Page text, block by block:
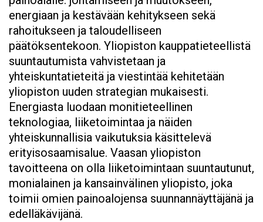
energiaan ja kestävään kehitykseen sekä
rahoitukseen ja taloudelliseen
päätöksentekoon. Yliopiston kauppatieteellistä
suuntautumista vahvistetaan ja
yhteiskuntatieteitä ja viestintää kehitetään
yliopiston uuden strategian mukaisesti.
Energiasta luodaan monitieteellinen
teknologiaa, liiketoimintaa ja näiden
yhteiskunnallisia vaikutuksia käsittelevä
erityisosaamisalue. Vaasan yliopiston
tavoitteena on olla liiketoimintaan suuntautunut,
monialainen ja kansainvälinen yliopisto, joka
toimii omien painoalojensa suunnannäyttäjänä ja
edelläkävijänä.